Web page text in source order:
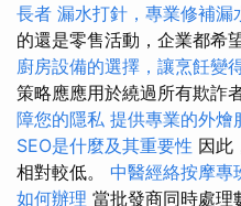
長者 漏水打針，專業修補漏
的還是零售活動，企業都希
廚房設備的選擇，讓烹飪變
策略應應用於繞過所有欺詐
障您的隱私 提供專業的外燴
SEO是什麼及其重要性 因此
相對較低。 中醫經絡按摩專
如何辦理 當批發商同時處理